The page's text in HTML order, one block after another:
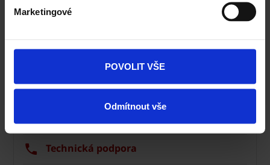
Marketingové
POVOLIT VŠE
Odmítnout vše
Ceník Terca
Technická podpora